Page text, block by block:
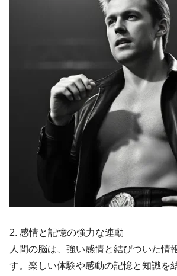
2. 感情と記憶の強力な連動
人間の脳は、強い感情と結びついた情
す。楽しい体験や感動の記憶と知識を